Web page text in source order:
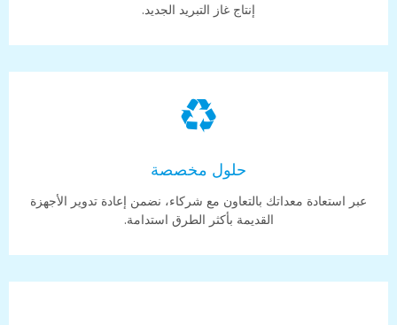
إنتاج غاز التبريد الجديد.
حلول مخصصة
عبر استعادة معداتك بالتعاون مع شركاء، نضمن إعادة تدوير الأجهزة
القديمة بأكثر الطرق استدامة.